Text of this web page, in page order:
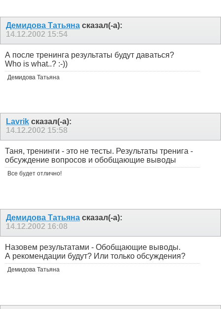
Демидова Татьяна сказал(-а):
14.12.2002 15:54
А после тренинга результаты будут даваться?
Who is what..? :-))
Демидова Татьяна
Lavrik сказал(-а):
14.12.2002 15:58
Таня, тренинги - это не тесты. Результаты тренига -
обсуждение вопросов и обобщающие выводы
Все будет отлично!
Демидова Татьяна сказал(-а):
14.12.2002 16:08
Назовем результатами - Обобщающие выводы.
А рекомендации будут? Или только обсуждения?
Демидова Татьяна